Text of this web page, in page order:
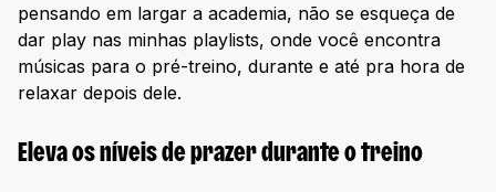
pensando em largar a academia, não se esqueça de
dar play nas minhas playlists, onde você encontra
músicas para o pré-treino, durante e até pra hora de
relaxar depois dele.
Eleva os níveis de prazer durante o treino